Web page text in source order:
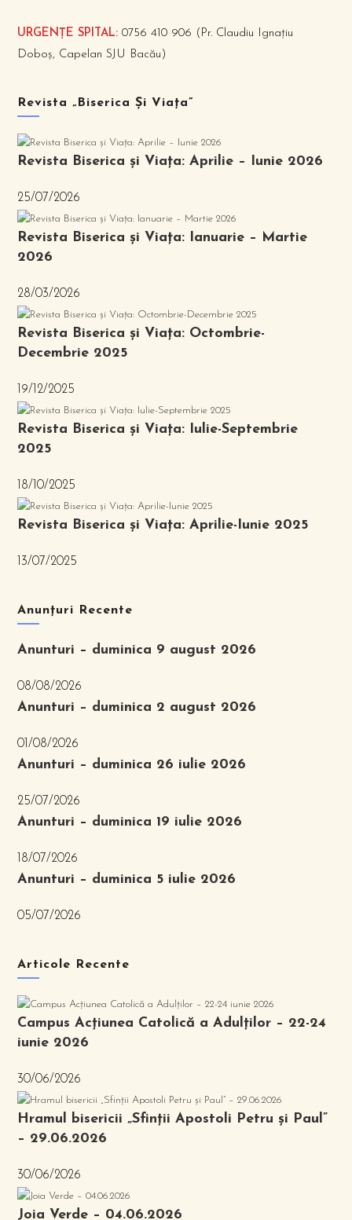
URGENȚE SPITAL: 0756 410 906 (Pr. Claudiu Ignațiu
Doboș, Capelan SJU Bacău)
Revista „Biserica Și Viața”
Revista Biserica și Viața: Aprilie – Iunie 2026
25/07/2026
Revista Biserica și Viața: Ianuarie – Martie
2026
28/03/2026
Revista Biserica și Viața: Octombrie-
Decembrie 2025
19/12/2025
Revista Biserica și Viața: Iulie-Septembrie
2025
18/10/2025
Revista Biserica și Viața: Aprilie-Iunie 2025
13/07/2025
Anunțuri Recente
Anunturi – duminica 9 august 2026
08/08/2026
Anunturi – duminica 2 august 2026
01/08/2026
Anunturi – duminica 26 iulie 2026
25/07/2026
Anunturi – duminica 19 iulie 2026
18/07/2026
Anunturi – duminica 5 iulie 2026
05/07/2026
Articole Recente
Campus Acțiunea Catolică a Adulților – 22-24
iunie 2026
30/06/2026
Hramul bisericii „Sfinții Apostoli Petru și Paul”
– 29.06.2026
30/06/2026
Joia Verde – 04.06.2026